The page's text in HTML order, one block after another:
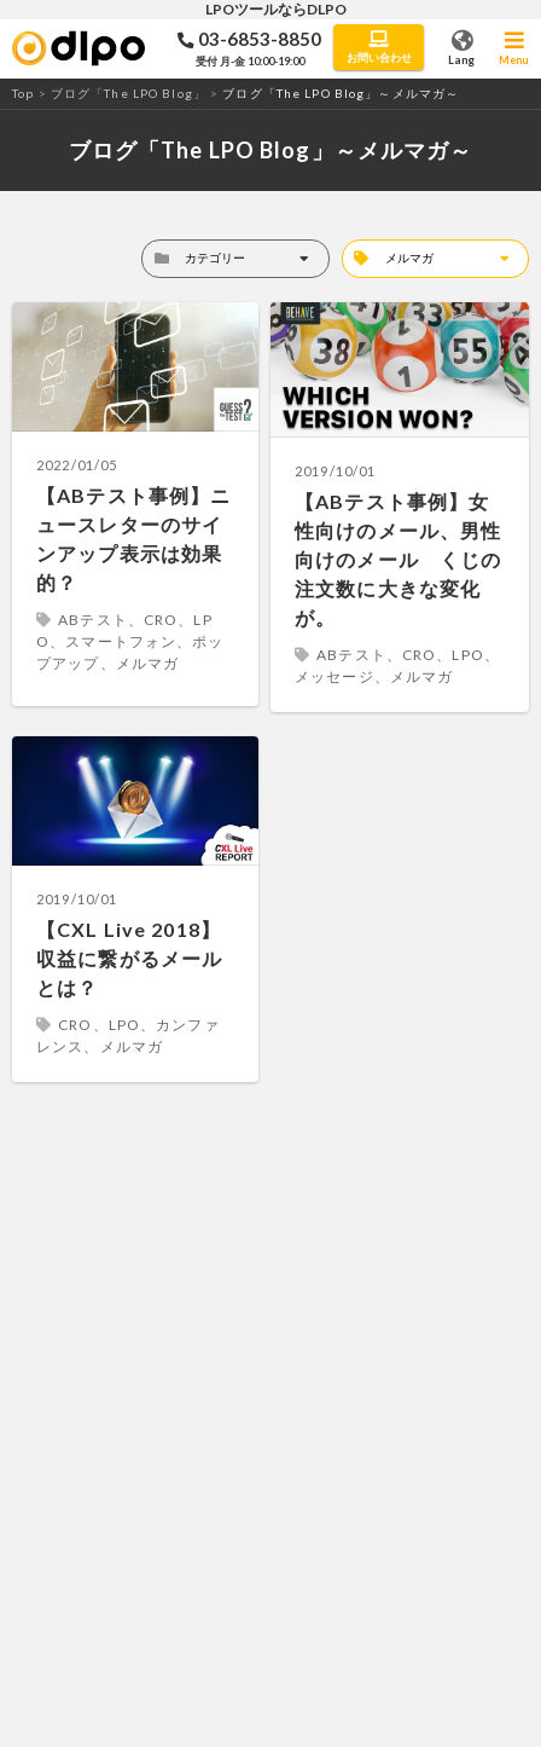
LPO・ABテストツール「DLPO」
LPOツールならDLPO
03-6853-8850
受付 月-金 10:00-19:00 お問い合わせ Lang Menu
Top > ブログ「The LPO Blog」 > ブログ「The LPO Blog」～メルマガ～
ブログ「The LPO Blog」～メルマガ～
2022/01/05
【ABテスト事例】ニ
ュースレターのサイ
ンアップ表示は効果
的？
ABテスト、CRO、LP
O、スマートフォン、ポッ
プアップ、メルマガ
2019/10/01
【ABテスト事例】女
性向けのメール、男性
向けのメール くじの
注文数に大きな変化
が。
ABテスト、CRO、LPO、
メッセージ、メルマガ
2019/10/01
【CXL Live 2018】
収益に繋がるメール
とは？
CRO、LPO、カンファ
レンス、メルマガ